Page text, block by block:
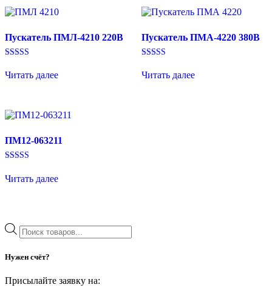
Пускатель ПМЛ-4210 220В
5.00
из 5
Читать далее
Пускатель ПМА-4220 380В
5.00
из 5
Читать далее
ПМ12-063211
5.00
из 5
Читать далее
Поиск
товаров
Нужен счёт?
Присылайте заявку на: